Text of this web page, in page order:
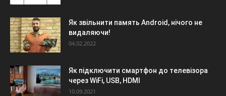
Як звільнити память Android, нічого не
видаляючи!
04.02.2022
Як підключити смартфон до телевізора
через WiFi, USB, HDMI
10.09.2021